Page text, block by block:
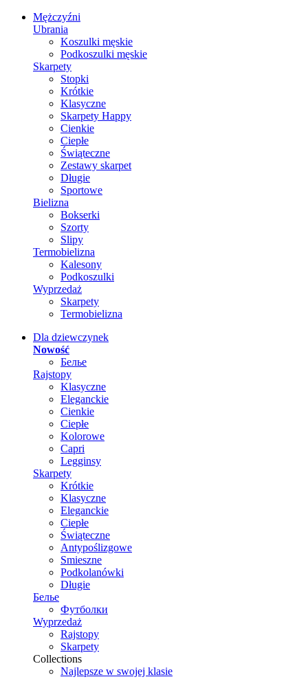
Mężczyźni
Ubrania
Koszulki męskie
Podkoszulki męskie
Skarpety
Stopki
Krótkie
Klasyczne
Skarpety Happy
Cienkie
Ciepłe
Świąteczne
Zestawy skarpet
Długie
Sportowe
Bielizna
Bokserki
Szorty
Slipy
Termobielizna
Kalesony
Podkoszulki
Wyprzedaż
Skarpety
Termobielizna
Dla dziewczynek
Nowość
Белье
Rajstopy
Klasyczne
Eleganckie
Cienkie
Ciepłe
Kolorowe
Capri
Legginsy
Skarpety
Krótkie
Klasyczne
Eleganckie
Ciepłe
Świąteczne
Antypoślizgowe
Smieszne
Podkolanówki
Długie
Белье
Футболки
Wyprzedaż
Rajstopy
Skarpety
Collections
Najlepsze w swojej klasie